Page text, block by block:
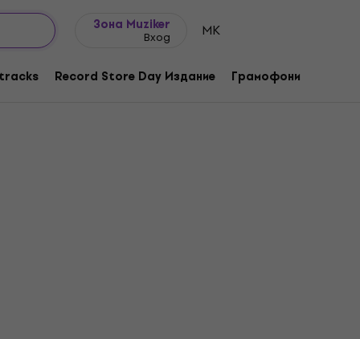
Зона Muziker
Вход MK
Record Store Day Издание Грамофони